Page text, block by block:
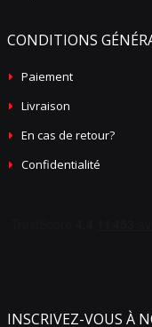
CONDITIONS
Paiement
Livraison
En cas de retour?
Confidentialité
INSCRIVEZ-VOUS À